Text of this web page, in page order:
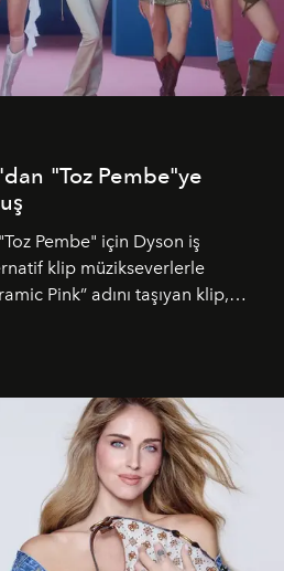
"Toz Pembe"ye
Pembe" için Dyson iş
klip müzikseverlerle
Pink” adını taşıyan klip,
çıkıyor.